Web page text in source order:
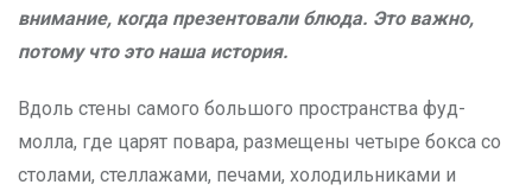
внимание, когда презентовали блюда. Это важно,
потому что это наша история.
Вдоль стены самого большого пространства фуд-
молла, где царят повара, размещены четыре бокса со
столами, стеллажами, печами, холодильниками и